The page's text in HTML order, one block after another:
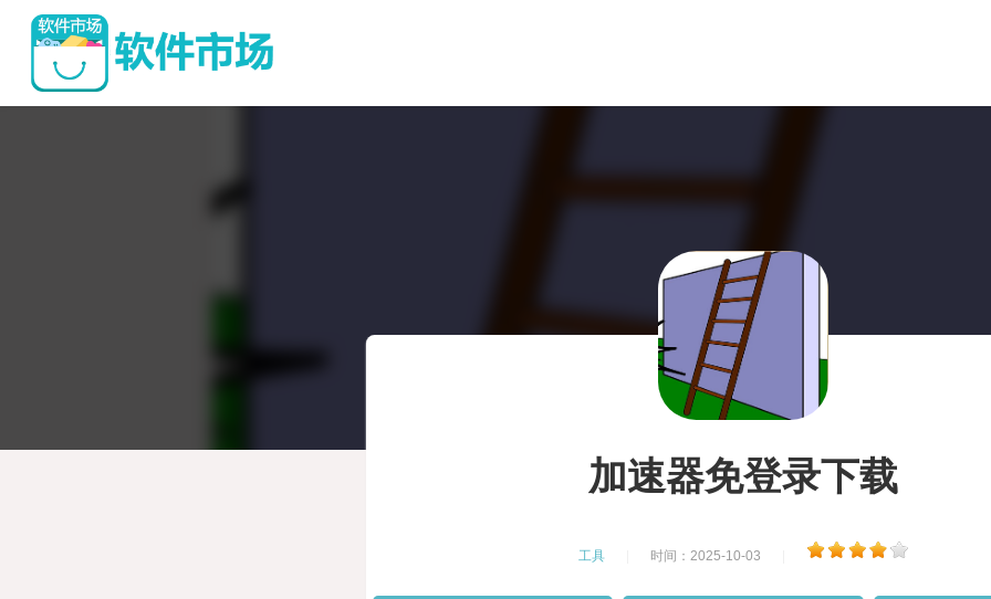
加速器免登录下载
工具 时间：2025-10-03